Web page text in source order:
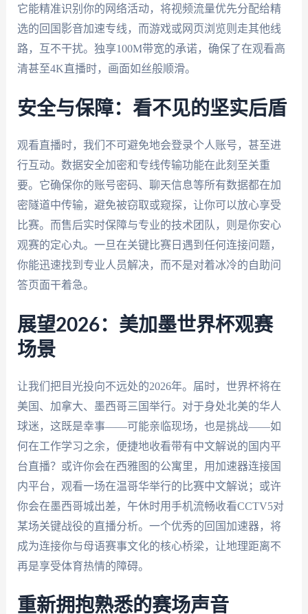
它能精准识别你的网络活动，将视频流量优先分配给精
选的回国影音加速专线，而游戏或网页浏览则走其他线
路，互不干扰。独享100M带宽的承诺，确保了在观看高
清甚至4K直播时，画面如丝般顺滑。
安全与保障：看不见的坚实后盾
观看直播时，我们不可避免地会登录个人账号，甚至进
行互动。数据安全加密和专线传输功能在此刻至关重
要。它确保你的账号密码、聊天信息等所有数据都在加
密隧道中传输，避免被窃取或窥探，让你可以放心享受
比赛。而售后实时保障与专业的技术团队，则是你安心
观赛的定心丸。一旦在关键比赛日遇到任何连接问题，
你能迅速找到专业人员解决，而不是对着冰冷的自助问
答页面干着急。
展望2026：美加墨世界杯观赛
场景
让我们把目光投向不远处的2026年。届时，世界杯将在
美国、加拿大、墨西哥三国举行。对于身处北美的华人
球迷，这既是幸事——可能亲临现场，也是挑战——如
何在工作学习之余，便捷地收看带有中文解说的国内平
台直播？或许你会在西雅图的公寓里，用加速器连接国
内平台，观看一场在温哥华举行的比赛中文解说；或许
你会在墨西哥城出差，午休时用手机流畅收看CCTV5对
某场关键战役的直播分析。一个优秀的回国加速器，将
成为连接你与母语赛事文化的核心桥梁，让地理距离不
再是享受体育热情的障碍。
重新拥抱熟悉的赛场声音